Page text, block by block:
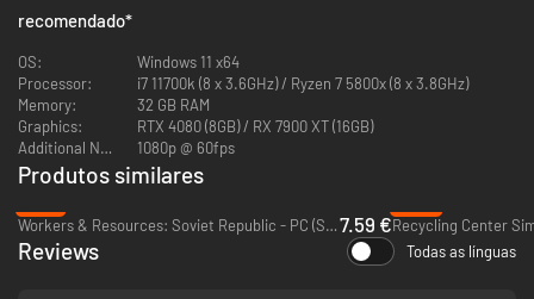
Assim na Terra como no Inferno
Mantenha uma Superfície próspera para sustentar o ciclo de
recomendado*
OS:
Windows 11 x64
Processor:
i7 11700k (8 x 3.6GHz) / Ryzen 7 5800x (8 x 3.8GHz)
Memory:
32 GB RAM
Graphics:
RTX 4080 (8GB) / RX 7900 XT (16GB)
Additional Notes:
1080p @ 60fps
Produtos similares
Workers & Resources: Soviet Republic - PC (Steam)7.59 €Recycling Center
Reviews Todas as línguas